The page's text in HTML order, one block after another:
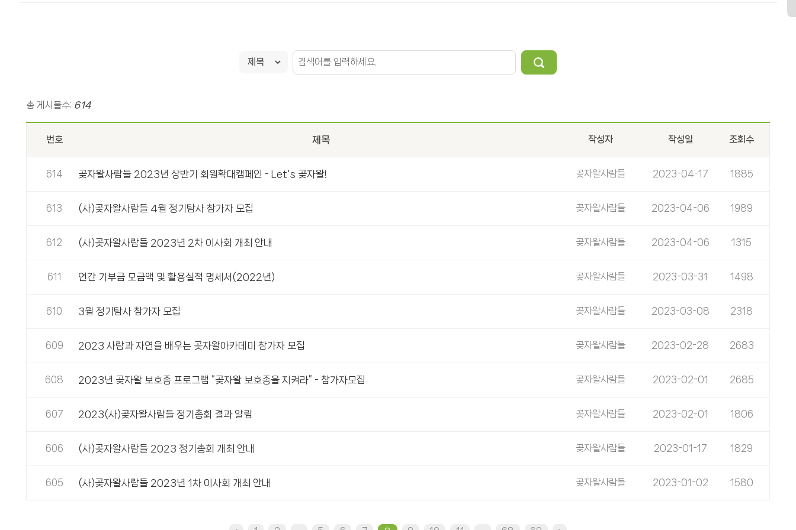
총 게시물수: 614
번호 제목 작성자 작성일 조회수
614 곶자왈사람들 2023년 상반기 회원확대캠페인 - Let's 곶자왈! 곶자왈사람들 2023-04-17 1885
613 (사)곶자왈사람들 4월 정기탐사 참가자 모집 곶자왈사람들 2023-04-06 1989
612 (사)곶자왈사람들 2023년 2차 이사회 개최 안내 곶자왈사람들 2023-04-06 1315
611 연간 기부금 모금액 및 활용실적 명세서(2022년) 곶자왈사람들 2023-03-31 1498
610 3월 정기탐사 참가자 모집 곶자왈사람들 2023-03-08 2318
609 2023 사람과 자연을 배우는 곶자왈아카데미 참가자 모집 곶자왈사람들 2023-02-28 2683
608 2023년 곶자왈 보호종 프로그램 “곶자왈 보호종을 지켜라” - 참가자모집 곶자왈사람들 2023-02-01 2685
607 2023(사)곶자왈사람들 정기총회 결과 알림 곶자왈사람들 2023-02-01 1806
606 (사)곶자왈사람들 2023 정기총회 개최 안내 곶자왈사람들 2023-01-17 1829
605 (사)곶자왈사람들 2023년 1차 이사회 개최 안내 곶자왈사람들 2023-01-02 1580